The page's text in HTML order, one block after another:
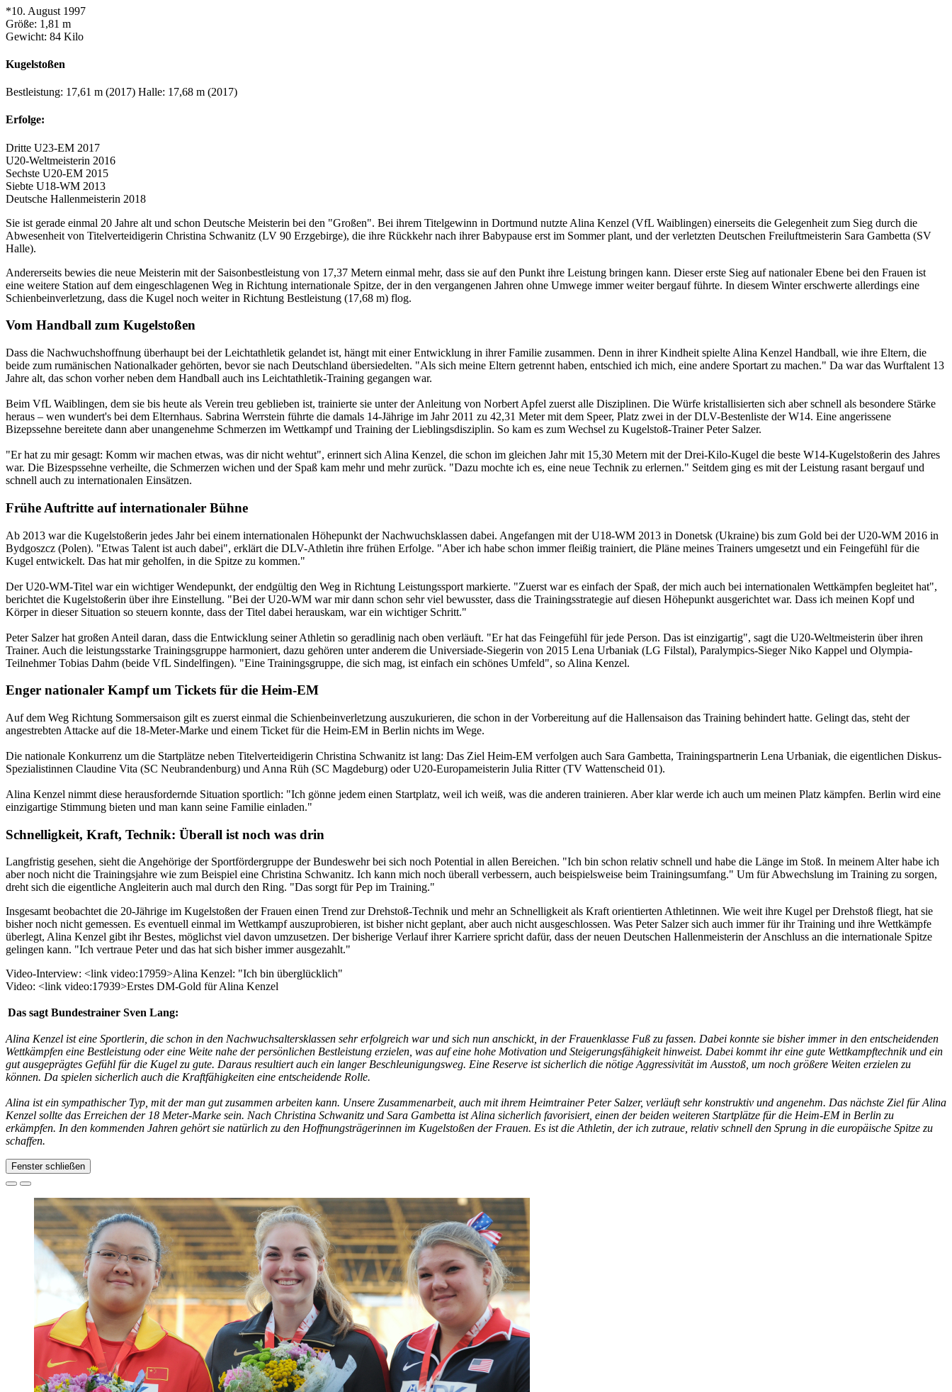
*10. August 1997
Größe: 1,81 m
Gewicht: 84 Kilo
Kugelstoßen
Bestleistung: 17,61 m (2017) Halle: 17,68 m (2017)
Erfolge:
Dritte U23-EM 2017
U20-Weltmeisterin 2016
Sechste U20-EM 2015
Siebte U18-WM 2013
Deutsche Hallenmeisterin 2018
Sie ist gerade einmal 20 Jahre alt und schon Deutsche Meisterin bei den "Großen". Bei ihrem Titelgewinn in Dortmund nutzte Alina Kenzel (VfL Waiblingen) einerseits die Gelegenheit zum Sieg durch die
Abwesenheit von Titelverteidigerin Christina Schwanitz (LV 90 Erzgebirge), die ihre Rückkehr nach ihrer Babypause erst im Sommer plant, und der verletzten Deutschen Freiluftmeisterin Sara Gambetta (SV
Halle).
Andererseits bewies die neue Meisterin mit der Saisonbestleistung von 17,37 Metern einmal mehr, dass sie auf den Punkt ihre Leistung bringen kann. Dieser erste Sieg auf nationaler Ebene bei den Frauen ist
eine weitere Station auf dem eingeschlagenen Weg in Richtung internationale Spitze, der in den vergangenen Jahren ohne Umwege immer weiter bergauf führte. In diesem Winter erschwerte allerdings eine
Schienbeinverletzung, dass die Kugel noch weiter in Richtung Bestleistung (17,68 m) flog.
Vom Handball zum Kugelstoßen
Dass die Nachwuchshoffnung überhaupt bei der Leichtathletik gelandet ist, hängt mit einer Entwicklung in ihrer Familie zusammen. Denn in ihrer Kindheit spielte Alina Kenzel Handball, wie ihre Eltern, die
beide zum rumänischen Nationalkader gehörten, bevor sie nach Deutschland übersiedelten. "Als sich meine Eltern getrennt haben, entschied ich mich, eine andere Sportart zu machen." Da war das Wurftalent 13
Jahre alt, das schon vorher neben dem Handball auch ins Leichtathletik-Training gegangen war.
Beim VfL Waiblingen, dem sie bis heute als Verein treu geblieben ist, trainierte sie unter der Anleitung von Norbert Apfel zuerst alle Disziplinen. Die Würfe kristallisierten sich aber schnell als besondere Stärke
heraus – wen wundert's bei dem Elternhaus. Sabrina Werrstein führte die damals 14-Jährige im Jahr 2011 zu 42,31 Meter mit dem Speer, Platz zwei in der DLV-Bestenliste der W14. Eine angerissene
Bizepssehne bereitete dann aber unangenehme Schmerzen im Wettkampf und Training der Lieblingsdisziplin. So kam es zum Wechsel zu Kugelstoß-Trainer Peter Salzer.
"Er hat zu mir gesagt: Komm wir machen etwas, was dir nicht wehtut", erinnert sich Alina Kenzel, die schon im gleichen Jahr mit 15,30 Metern mit der Drei-Kilo-Kugel die beste W14-Kugelstoßerin des Jahres
war. Die Bizespssehne verheilte, die Schmerzen wichen und der Spaß kam mehr und mehr zurück. "Dazu mochte ich es, eine neue Technik zu erlernen." Seitdem ging es mit der Leistung rasant bergauf und
schnell auch zu internationalen Einsätzen.
Frühe Auftritte auf internationaler Bühne
Ab 2013 war die Kugelstoßerin jedes Jahr bei einem internationalen Höhepunkt der Nachwuchsklassen dabei. Angefangen mit der U18-WM 2013 in Donetsk (Ukraine) bis zum Gold bei der U20-WM 2016 in
Bydgoszcz (Polen). "Etwas Talent ist auch dabei", erklärt die DLV-Athletin ihre frühen Erfolge. "Aber ich habe schon immer fleißig trainiert, die Pläne meines Trainers umgesetzt und ein Feingefühl für die
Kugel entwickelt. Das hat mir geholfen, in die Spitze zu kommen."
Der U20-WM-Titel war ein wichtiger Wendepunkt, der endgültig den Weg in Richtung Leistungssport markierte. "Zuerst war es einfach der Spaß, der mich auch bei internationalen Wettkämpfen begleitet hat",
berichtet die Kugelstoßerin über ihre Einstellung. "Bei der U20-WM war mir dann schon sehr viel bewusster, dass die Trainingsstrategie auf diesen Höhepunkt ausgerichtet war. Dass ich meinen Kopf und
Körper in dieser Situation so steuern konnte, dass der Titel dabei herauskam, war ein wichtiger Schritt."
Peter Salzer hat großen Anteil daran, dass die Entwicklung seiner Athletin so geradlinig nach oben verläuft. "Er hat das Feingefühl für jede Person. Das ist einzigartig", sagt die U20-Weltmeisterin über ihren
Trainer. Auch die leistungsstarke Trainingsgruppe harmoniert, dazu gehören unter anderem die Universiade-Siegerin von 2015 Lena Urbaniak (LG Filstal), Paralympics-Sieger Niko Kappel und Olympia-
Teilnehmer Tobias Dahm (beide VfL Sindelfingen). "Eine Trainingsgruppe, die sich mag, ist einfach ein schönes Umfeld", so Alina Kenzel.
Enger nationaler Kampf um Tickets für die Heim-EM
Auf dem Weg Richtung Sommersaison gilt es zuerst einmal die Schienbeinverletzung auszukurieren, die schon in der Vorbereitung auf die Hallensaison das Training behindert hatte. Gelingt das, steht der
angestrebten Attacke auf die 18-Meter-Marke und einem Ticket für die Heim-EM in Berlin nichts im Wege.
Die nationale Konkurrenz um die Startplätze neben Titelverteidigerin Christina Schwanitz ist lang: Das Ziel Heim-EM verfolgen auch Sara Gambetta, Trainingspartnerin Lena Urbaniak, die eigentlichen Diskus-
Spezialistinnen Claudine Vita (SC Neubrandenburg) und Anna Rüh (SC Magdeburg) oder U20-Europameisterin Julia Ritter (TV Wattenscheid 01).
Alina Kenzel nimmt diese herausfordernde Situation sportlich: "Ich gönne jedem einen Startplatz, weil ich weiß, was die anderen trainieren. Aber klar werde ich auch um meinen Platz kämpfen. Berlin wird eine
einzigartige Stimmung bieten und man kann seine Familie einladen."
Schnelligkeit, Kraft, Technik: Überall ist noch was drin
Langfristig gesehen, sieht die Angehörige der Sportfördergruppe der Bundeswehr bei sich noch Potential in allen Bereichen. "Ich bin schon relativ schnell und habe die Länge im Stoß. In meinem Alter habe ich
aber noch nicht die Trainingsjahre wie zum Beispiel eine Christina Schwanitz. Ich kann mich noch überall verbessern, auch beispielsweise beim Trainingsumfang." Um für Abwechslung im Training zu sorgen,
dreht sich die eigentliche Angleiterin auch mal durch den Ring. "Das sorgt für Pep im Training."
Insgesamt beobachtet die 20-Jährige im Kugelstoßen der Frauen einen Trend zur Drehstoß-Technik und mehr an Schnelligkeit als Kraft orientierten Athletinnen. Wie weit ihre Kugel per Drehstoß fliegt, hat sie
bisher noch nicht gemessen. Es eventuell einmal im Wettkampf auszuprobieren, ist bisher nicht geplant, aber auch nicht ausgeschlossen. Was Peter Salzer sich auch immer für ihr Training und ihre Wettkämpfe
überlegt, Alina Kenzel gibt ihr Bestes, möglichst viel davon umzusetzen. Der bisherige Verlauf ihrer Karriere spricht dafür, dass der neuen Deutschen Hallenmeisterin der Anschluss an die internationale Spitze
gelingen kann. "Ich vertraue Peter und das hat sich bisher immer ausgezahlt."
Video-Interview: <link video:17959>Alina Kenzel: "Ich bin überglücklich"
Video: <link video:17939>Erstes DM-Gold für Alina Kenzel
Das sagt Bundestrainer Sven Lang:
Alina Kenzel ist eine Sportlerin, die schon in den Nachwuchsaltersklassen sehr erfolgreich war und sich nun anschickt, in der Frauenklasse Fuß zu fassen. Dabei konnte sie bisher immer in den entscheidenden
Wettkämpfen eine Bestleistung oder eine Weite nahe der persönlichen Bestleistung erzielen, was auf eine hohe Motivation und Steigerungsfähigkeit hinweist. Dabei kommt ihr eine gute Wettkampftechnik und ein
gut ausgeprägtes Gefühl für die Kugel zu gute. Daraus resultiert auch ein langer Beschleunigungsweg. Eine Reserve ist sicherlich die nötige Aggressivität im Ausstoß, um noch größere Weiten erzielen zu
können. Da spielen sicherlich auch die Kraftfähigkeiten eine entscheidende Rolle.
Alina ist ein sympathischer Typ, mit der man gut zusammen arbeiten kann. Unsere Zusammenarbeit, auch mit ihrem Heimtrainer Peter Salzer, verläuft sehr konstruktiv und angenehm. Das nächste Ziel für Alina
Kenzel sollte das Erreichen der 18 Meter-Marke sein. Nach Christina Schwanitz und Sara Gambetta ist Alina sicherlich favorisiert, einen der beiden weiteren Startplätze für die Heim-EM in Berlin zu
erkämpfen. In den kommenden Jahren gehört sie natürlich zu den Hoffnungsträgerinnen im Kugelstoßen der Frauen. Es ist die Athletin, der ich zutraue, relativ schnell den Sprung in die europäische Spitze zu
schaffen.
Fenster schließen